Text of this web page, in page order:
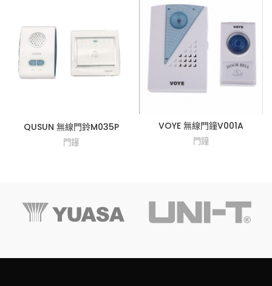
QUSUN 無線門鈴M035P
門鐘
VOYE 無線門鐘V001A
門鐘